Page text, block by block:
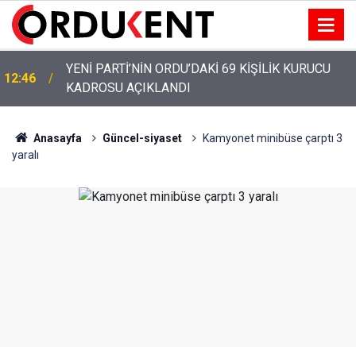
12:46
YENİ PARTİ’NİN ORDU’DAKİ 69 KİŞİLİK KURUCU
KADROSU AÇIKLANDI
12:22
YENİ PARTİ ALTINORDU’DA KURUCU YÖNETİMİNİ
AÇIKLADI
Anasayfa Güncel-siyaset
Kamyonet minibüse çarptı 3
yaralı